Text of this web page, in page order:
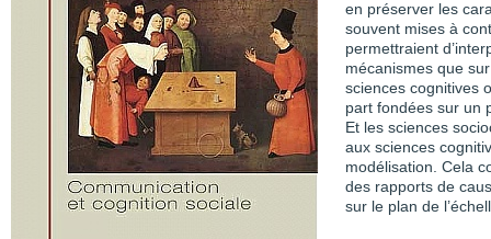
en préserver les
souvent mises à
permettraient
mécanismes que
sciences cognitives
part fondées sur un
Et les sciences
aux sciences
modélisation. Cela
des rapports de
sur le plan de